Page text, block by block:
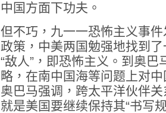
中国方面下功夫。
但不巧，九一一恐怖主义事
政策，中美两国勉强地找到
“敌人”，即恐怖主义。到奥巴
略，在南中国海等问题上对
奥巴马强调，跨太平洋伙伴
就是美国要继续保持其“书写